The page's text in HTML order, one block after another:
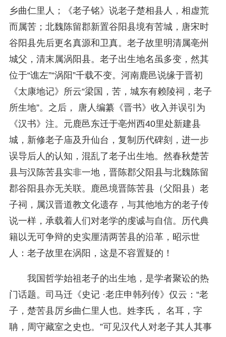
乡曲仁里人；《老子铭》说老子楚相县人，相虚荒
而属苦；北魏陈留郡新置谷阳县境有苦城，唐宋时
谷阳县先后更名真源和卫真。老子故里明清属亳州
城父，清末属涡阳县。老子出生地名虽多变，然其
位于“谯左”“涡阳”千载不变。河南鹿邑说缘于晋初
《太康地记》所云“梁国，苦，城东有赖陵祠，老子
所生地”。之后， 唐人编纂《晋书》收入并误引为
《汉书》注。元鹿邑东迁于亳州西40里处新建县
城，新修老子庙及升仙台，复制历代碑刻，进一步
误导后人的认知，混乱了老子出生地。然春秋楚苦
县与汉陈苦县实非一地，晋陈郡父阳县与北魏陈留
郡谷阳县亦无关联。鹿邑境晋陈苦县（父阳县）老
子祠，属汉晋道教文化遗存，与其他地方的老子传
说一样，承载着人们对老学的虔诚与自信。历代典
籍以无可争辩的史实厘清两苦县的沿革，昭示世
人：老子故里在涡阳，这是不容置疑的！
我国哲学始祖老子的出生地，是学者聚讼的热
门话题。司马迁《史记 ·老庄申韩列传》仅云：“老
子，楚苦县厉乡曲仁里人也。姓李氏， 名耳，字
聃，周守藏室之史也。”可见汉代人对老子其人其事